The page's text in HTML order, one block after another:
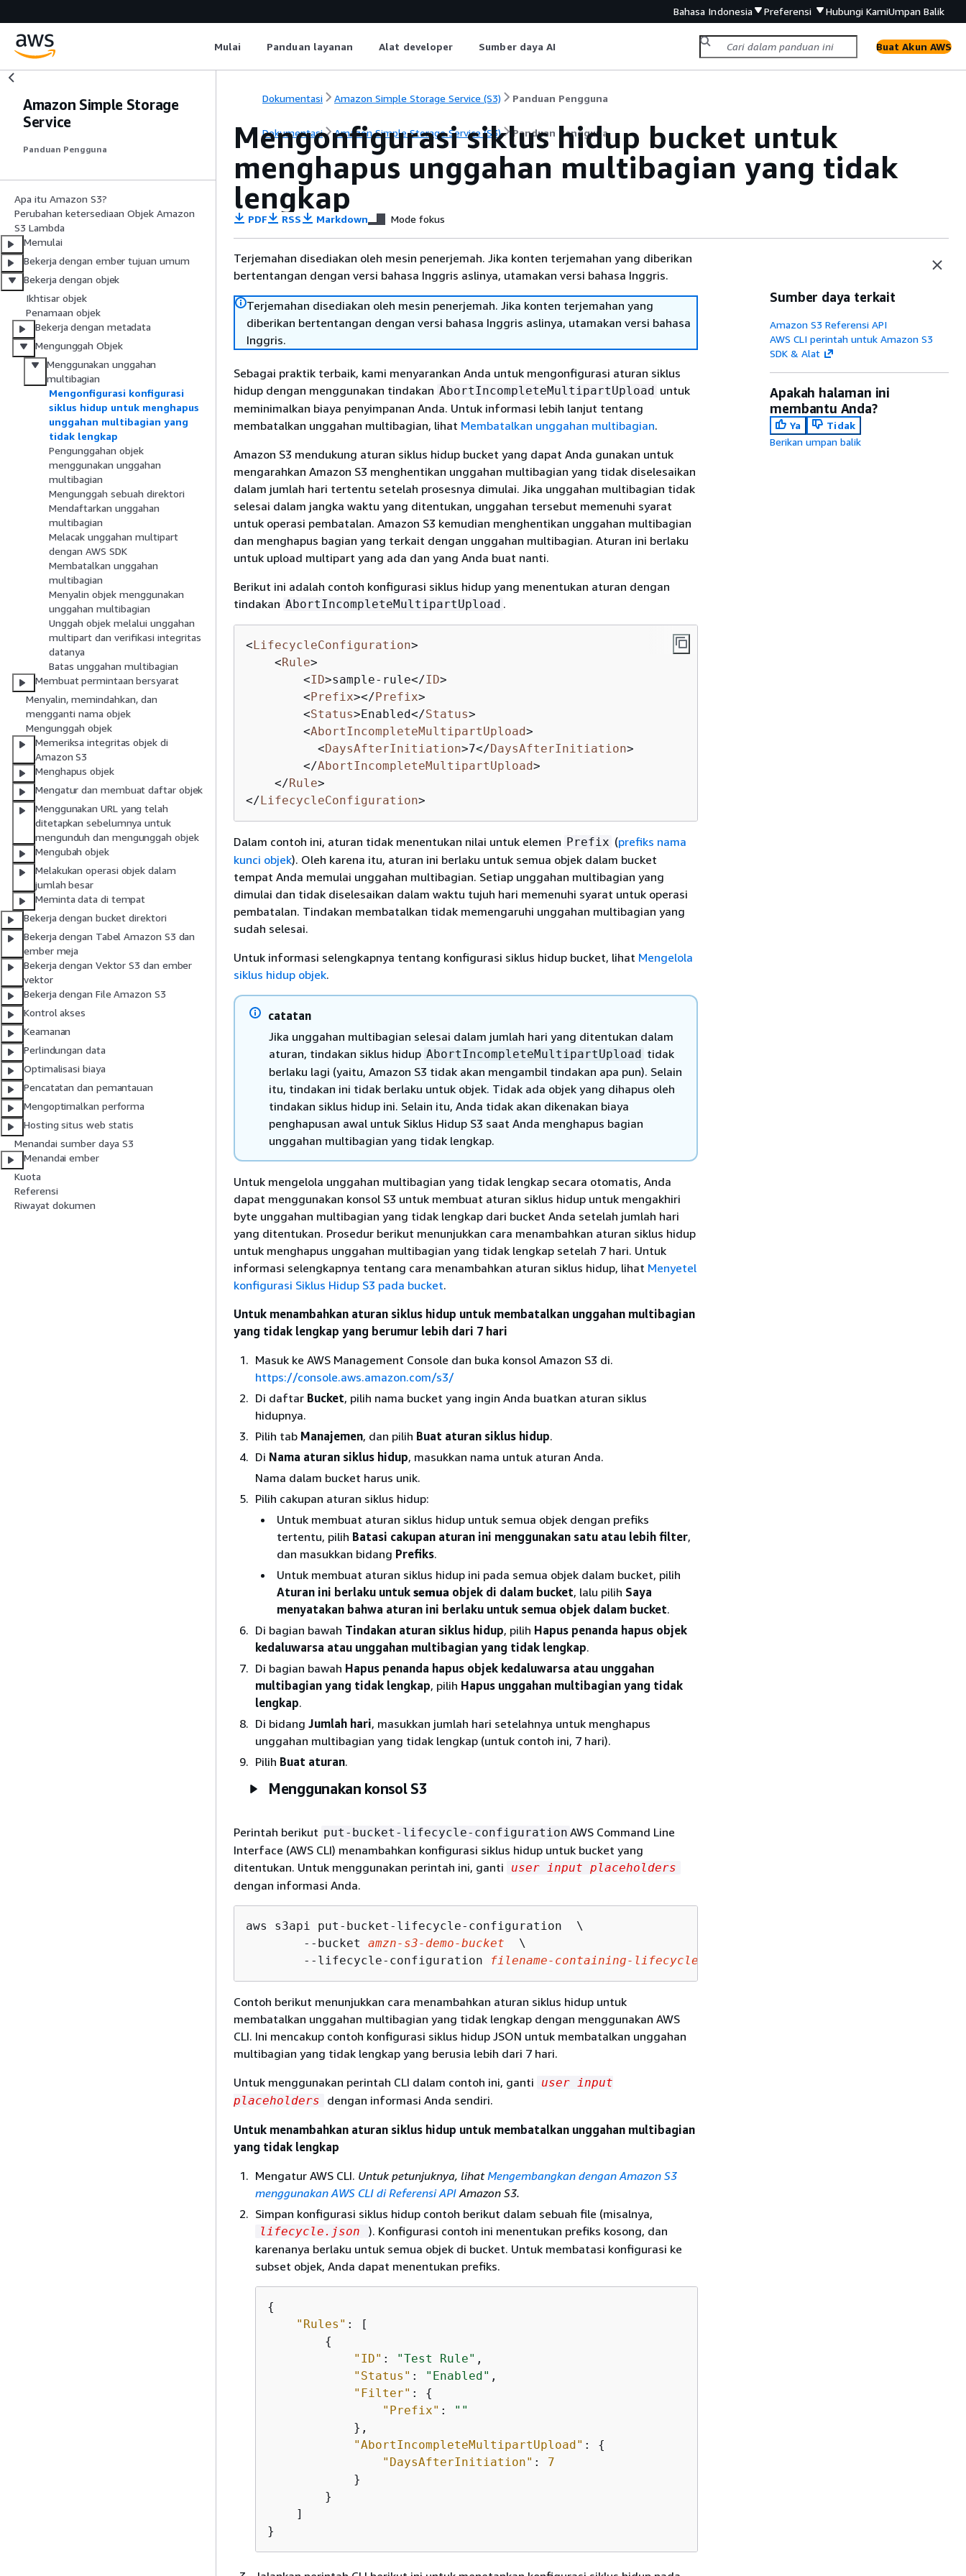
Bahasa Indonesia Preferensi Hubungi KamiUmpan Balik
Mulai Panduan layanan Alat developer Sumber daya AI Buat Akun AWS
Amazon Simple Storage
Service
Panduan Pengguna
Apa itu Amazon S3?
Perubahan ketersediaan Objek Amazon
S3 Lambda
Memulai
Bekerja dengan ember tujuan umum
Bekerja dengan objek
Ikhtisar objek
Penamaan objek
Bekerja dengan metadata
Mengunggah Objek
Menggunakan unggahan
multibagian
Mengonfigurasi konfigurasi
siklus hidup untuk menghapus
unggahan multibagian yang
tidak lengkap
Pengunggahan objek
menggunakan unggahan
multibagian
Mengunggah sebuah direktori
Mendaftarkan unggahan
multibagian
Melacak unggahan multipart
dengan AWS SDK
Membatalkan unggahan
multibagian
Menyalin objek menggunakan
unggahan multibagian
Unggah objek melalui unggahan
multipart dan verifikasi integritas
datanya
Batas unggahan multibagian
Membuat permintaan bersyarat
Menyalin, memindahkan, dan
mengganti nama objek
Mengunggah objek
Memeriksa integritas objek di
Amazon S3
Menghapus objek
Mengatur dan membuat daftar objek
Menggunakan URL yang telah
ditetapkan sebelumnya untuk
mengunduh dan mengunggah objek
Mengubah objek
Melakukan operasi objek dalam
jumlah besar
Meminta data di tempat
Bekerja dengan bucket direktori
Bekerja dengan Tabel Amazon S3 dan
ember meja
Bekerja dengan Vektor S3 dan ember
vektor
Bekerja dengan File Amazon S3
Kontrol akses
Keamanan
Perlindungan data
Optimalisasi biaya
Pencatatan dan pemantauan
Mengoptimalkan performa
Hosting situs web statis
Menandai sumber daya S3
Menandai ember
Kuota
Referensi
Riwayat dokumen
Dokumentasi Amazon Simple Storage Service (S3) Panduan Pengguna
Dokumentasi Amazon Simple Storage Service (S3) Panduan Pengguna
Mengonfigurasi siklus hidup bucket untuk
menghapus unggahan multibagian yang tidak
lengkap
PDF RSS Markdown Mode fokus
Terjemahan disediakan oleh mesin penerjemah. Jika konten terjemahan yang diberikan
bertentangan dengan versi bahasa Inggris aslinya, utamakan versi bahasa Inggris.
Terjemahan disediakan oleh mesin penerjemah. Jika konten terjemahan yang
diberikan bertentangan dengan versi bahasa Inggris aslinya, utamakan versi bahasa
Inggris.
Sebagai praktik terbaik, kami menyarankan Anda untuk mengonfigurasi aturan siklus
hidup dengan menggunakan tindakan AbortIncompleteMultipartUpload untuk
meminimalkan biaya penyimpanan Anda. Untuk informasi lebih lanjut tentang
membatalkan unggahan multibagian, lihat Membatalkan unggahan multibagian.
Amazon S3 mendukung aturan siklus hidup bucket yang dapat Anda gunakan untuk
mengarahkan Amazon S3 menghentikan unggahan multibagian yang tidak diselesaikan
dalam jumlah hari tertentu setelah prosesnya dimulai. Jika unggahan multibagian tidak
selesai dalam jangka waktu yang ditentukan, unggahan tersebut memenuhi syarat
untuk operasi pembatalan. Amazon S3 kemudian menghentikan unggahan multibagian
dan menghapus bagian yang terkait dengan unggahan multibagian. Aturan ini berlaku
untuk upload multipart yang ada dan yang Anda buat nanti.
Berikut ini adalah contoh konfigurasi siklus hidup yang menentukan aturan dengan
tindakan AbortIncompleteMultipartUpload .
<LifecycleConfiguration>
<Rule>
<ID>sample-rule</ID>
<Prefix></Prefix>
<Status>Enabled</Status>
<AbortIncompleteMultipartUpload>
<DaysAfterInitiation>7</DaysAfterInitiation>
</AbortIncompleteMultipartUpload>
</Rule>
</LifecycleConfiguration>
Dalam contoh ini, aturan tidak menentukan nilai untuk elemen Prefix (prefiks nama
kunci objek). Oleh karena itu, aturan ini berlaku untuk semua objek dalam bucket
tempat Anda memulai unggahan multibagian. Setiap unggahan multibagian yang
dimulai dan tidak diselesaikan dalam waktu tujuh hari memenuhi syarat untuk operasi
pembatalan. Tindakan membatalkan tidak memengaruhi unggahan multibagian yang
sudah selesai.
Untuk informasi selengkapnya tentang konfigurasi siklus hidup bucket, lihat Mengelola
siklus hidup objek.
catatan
Jika unggahan multibagian selesai dalam jumlah hari yang ditentukan dalam
aturan, tindakan siklus hidup AbortIncompleteMultipartUpload tidak
berlaku lagi (yaitu, Amazon S3 tidak akan mengambil tindakan apa pun). Selain
itu, tindakan ini tidak berlaku untuk objek. Tidak ada objek yang dihapus oleh
tindakan siklus hidup ini. Selain itu, Anda tidak akan dikenakan biaya
penghapusan awal untuk Siklus Hidup S3 saat Anda menghapus bagian
unggahan multibagian yang tidak lengkap.
Untuk mengelola unggahan multibagian yang tidak lengkap secara otomatis, Anda
dapat menggunakan konsol S3 untuk membuat aturan siklus hidup untuk mengakhiri
byte unggahan multibagian yang tidak lengkap dari bucket Anda setelah jumlah hari
yang ditentukan. Prosedur berikut menunjukkan cara menambahkan aturan siklus hidup
untuk menghapus unggahan multibagian yang tidak lengkap setelah 7 hari. Untuk
informasi selengkapnya tentang cara menambahkan aturan siklus hidup, lihat Menyetel
konfigurasi Siklus Hidup S3 pada bucket.
Untuk menambahkan aturan siklus hidup untuk membatalkan unggahan multibagian
yang tidak lengkap yang berumur lebih dari 7 hari
Masuk ke AWS Management Console dan buka konsol Amazon S3 di.
https://console.aws.amazon.com/s3/
Di daftar Bucket, pilih nama bucket yang ingin Anda buatkan aturan siklus
hidupnya.
Pilih tab Manajemen, dan pilih Buat aturan siklus hidup.
Di Nama aturan siklus hidup, masukkan nama untuk aturan Anda.
Nama dalam bucket harus unik.
Pilih cakupan aturan siklus hidup:
Untuk membuat aturan siklus hidup untuk semua objek dengan prefiks
tertentu, pilih Batasi cakupan aturan ini menggunakan satu atau lebih filter,
dan masukkan bidang Prefiks.
Untuk membuat aturan siklus hidup ini pada semua objek dalam bucket, pilih
Aturan ini berlaku untuk semua objek di dalam bucket, lalu pilih Saya
menyatakan bahwa aturan ini berlaku untuk semua objek dalam bucket.
Di bagian bawah Tindakan aturan siklus hidup, pilih Hapus penanda hapus objek
kedaluwarsa atau unggahan multibagian yang tidak lengkap.
Di bagian bawah Hapus penanda hapus objek kedaluwarsa atau unggahan
multibagian yang tidak lengkap, pilih Hapus unggahan multibagian yang tidak
lengkap.
Di bidang Jumlah hari, masukkan jumlah hari setelahnya untuk menghapus
unggahan multibagian yang tidak lengkap (untuk contoh ini, 7 hari).
Pilih Buat aturan.
Menggunakan konsol S3
Perintah berikut put-bucket-lifecycle-configuration AWS Command Line
Interface (AWS CLI) menambahkan konfigurasi siklus hidup untuk bucket yang
ditentukan. Untuk menggunakan perintah ini, ganti
user input placeholders
dengan informasi Anda.
aws s3api put-bucket-lifecycle-configuration  \
        --bucket
amzn-s3-demo-bucket \
        --lifecycle-configuration
filename-containing-lifecycle-configuration
Contoh berikut menunjukkan cara menambahkan aturan siklus hidup untuk
membatalkan unggahan multibagian yang tidak lengkap dengan menggunakan AWS
CLI. Ini mencakup contoh konfigurasi siklus hidup JSON untuk membatalkan unggahan
multibagian yang tidak lengkap yang berusia lebih dari 7 hari.
Untuk menggunakan perintah CLI dalam contoh ini, ganti
user input
placeholders
dengan informasi Anda sendiri.
Untuk menambahkan aturan siklus hidup untuk membatalkan unggahan multibagian
yang tidak lengkap
Mengatur AWS CLI. Untuk petunjuknya, lihatMengembangkan dengan Amazon S3
menggunakan AWS CLI di Referensi APIAmazon S3.
Simpan konfigurasi siklus hidup contoh berikut dalam sebuah file (misalnya,
lifecycle.json
). Konfigurasi contoh ini menentukan prefiks kosong, dan
karenanya berlaku untuk semua objek di bucket. Untuk membatasi konfigurasi ke
subset objek, Anda dapat menentukan prefiks.
{
"Rules" : [
{
"ID" : "Test Rule" ,
"Status" : "Enabled" ,
"Filter" : {
"Prefix" :
""
            },
"AbortIncompleteMultipartUpload" : {
"DaysAfterInitiation" : 7
            }
        }
    ]
}
Sumber daya terkait
Amazon S3 Referensi API
AWS CLI perintah untuk Amazon S3
SDK & Alat
Apakah halaman ini
membantu Anda?
Ya
Tidak
Berikan umpan balik